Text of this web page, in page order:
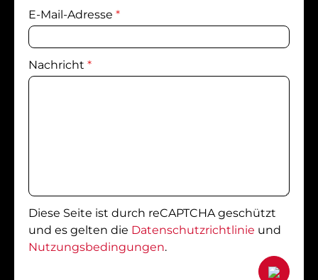
E-Mail-Adresse *
Nachricht *
Diese Seite ist durch reCAPTCHA geschützt
und es gelten die Datenschutzrichtlinie und
Nutzungsbedingungen.